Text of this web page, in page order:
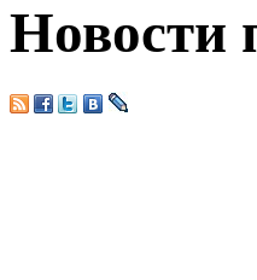
Новости